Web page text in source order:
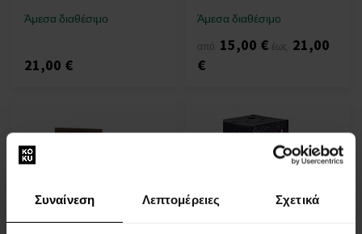
Συναίνεση Λεπτομέρειες Σχετικά
Άμεσα διαθέσιμο
21,00 €
Άμεσα διαθέσιμο
από 15,00 € έως 21,00
€